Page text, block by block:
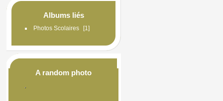
Albums liés
Photos Scolaires 1
A random photo